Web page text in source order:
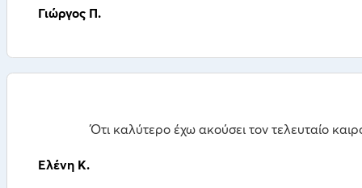
Γιώργος Π.
Ότι καλύτερο έχω ακούσει τον τελευταίο
Ελένη Κ.